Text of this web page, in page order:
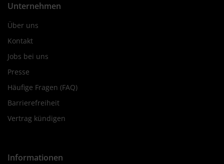
Unternehmen
Über uns
Kontakt
Jobs bei uns
Presse
Häufige Fragen (FAQ)
Barrierefreiheit
Vertrag kündigen
Informationen